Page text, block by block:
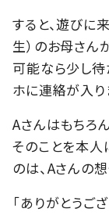
すると、遊びに
生）のお母さん
可能なら少し待
ホに連絡が入り
Aさんはもちろ
そのことを本人
のは、Aさんの
「ありがとうご